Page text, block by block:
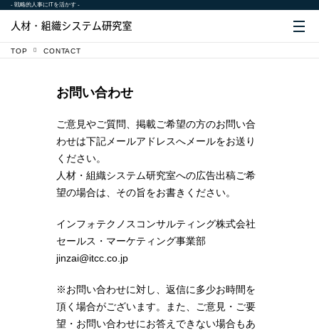
- 戦略的人事にITを活かす -
TOP CONTACT
お問い合わせ
ご意見やご質問、掲載ご希望の方のお問い合
わせは下記メールアドレスへメールをお送り
ください。
人材・組織システム研究室への広告出稿ご希
望の場合は、その旨をお書きください。
インフォテクノスコンサルティング株式会社
セールス・マーケティング事業部
jinzai@itcc.co.jp
※お問い合わせに対し、返信に多少お時間を
頂く場合がございます。また、ご意見・ご要
望・お問い合わせにお答えできない場合もあ